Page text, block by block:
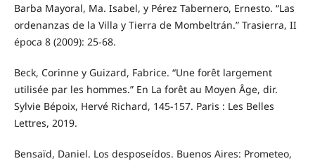
Barba Mayoral, Ma. Isabel, y Pérez Tabernero, Ernesto. “Las
ordenanzas de la Villa y Tierra de Mombeltrán.” Trasierra, II
época 8 (2009): 25-68.
Beck, Corinne y Guizard, Fabrice. “Une forêt largement
utilisée par les hommes.” En La forêt au Moyen Âge, dir.
Sylvie Bépoix, Hervé Richard, 145-157. Paris : Les Belles
Lettres, 2019.
Bensaïd, Daniel. Los desposeídos. Buenos Aires: Prometeo,